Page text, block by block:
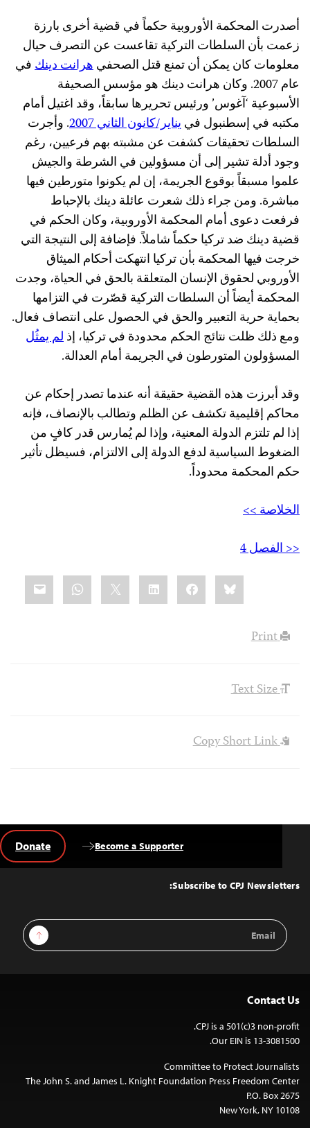
أصدرت المحكمة الأوروبية حكماً في قضية أخرى بارزة
زعمت بأن السلطات التركية تقاعست عن التصرف حيال
معلومات كان يمكن أن تمنع قتل الصحفيهرانت دينكفي
عام 2007. وكان هرانت دينك هو مؤسس الصحيفة
الأسبوعية ‘آغوس’ ورئيس تحريرها سابقاً، وقد اغتيل أمام
مكتبه في إسطنبول فييناير/كانون الثاني 2007
. وأجرت
السلطات تحقيقات كشفت عن مشبته بهم فرعيين، رغم
وجود أدلة تشير إلى أن مسؤولين في الشرطة والجيش
علموا مسبقاً بوقوع الجريمة، إن لم يكونوا متورطين فيها
مباشرة. ومن جراء ذلك شعرت عائلة دينك بالإحباط
فرفعت دعوى أمام المحكمة الأوروبية، وكان الحكم في
قضية دينك ضد تركيا حكماً شاملاً. فإضافة إلى النتيجة التي
خرجت فيها المحكمة بأن تركيا انتهكت أحكام الميثاق
الأوروبي لحقوق الإنسان المتعلقة بالحق في الحياة، وجدت
المحكمة أيضاً أن السلطات التركية قصّرت في التزامها
بحماية حرية التعبير والحق في الحصول على انتصاف فعال.
ومع ذلك ظلت نتائج الحكم محدودة في تركيا، إذلم يمثُل
المسؤولون المتورطون في الجريمة أمام العدالة.
وقد أبرزت هذه القضية حقيقة أنه عندما تصدر إحكام عن
محاكم إقليمية تكشف عن الظلم وتطالب بالإنصاف، فإنه
إذا لم تلتزم الدولة المعنية، وإذا لم يُمارس قدر كافٍ من
الضغوط السياسية لدفع الدولة إلى الالتزام، فسيظل تأثير
حكم المحكمة محدوداً.
الخلاصة >>
<< الفصل 4
Bluesky
Facebook
LinkedIn
Print
Text Size
Copy Short Link
Top
Subscribe to CPJ Newsletters:
Email
Address
Sign Up
Become a Supporter
Donate
Contact Us
CPJ is a 501(c)3 non-profit.
Our EIN is 13-3081500.
Committee to Protect Journalists
The John S. and James L. Knight Foundation Press Freedom Center
P.O. Box 2675
New York, NY 10108